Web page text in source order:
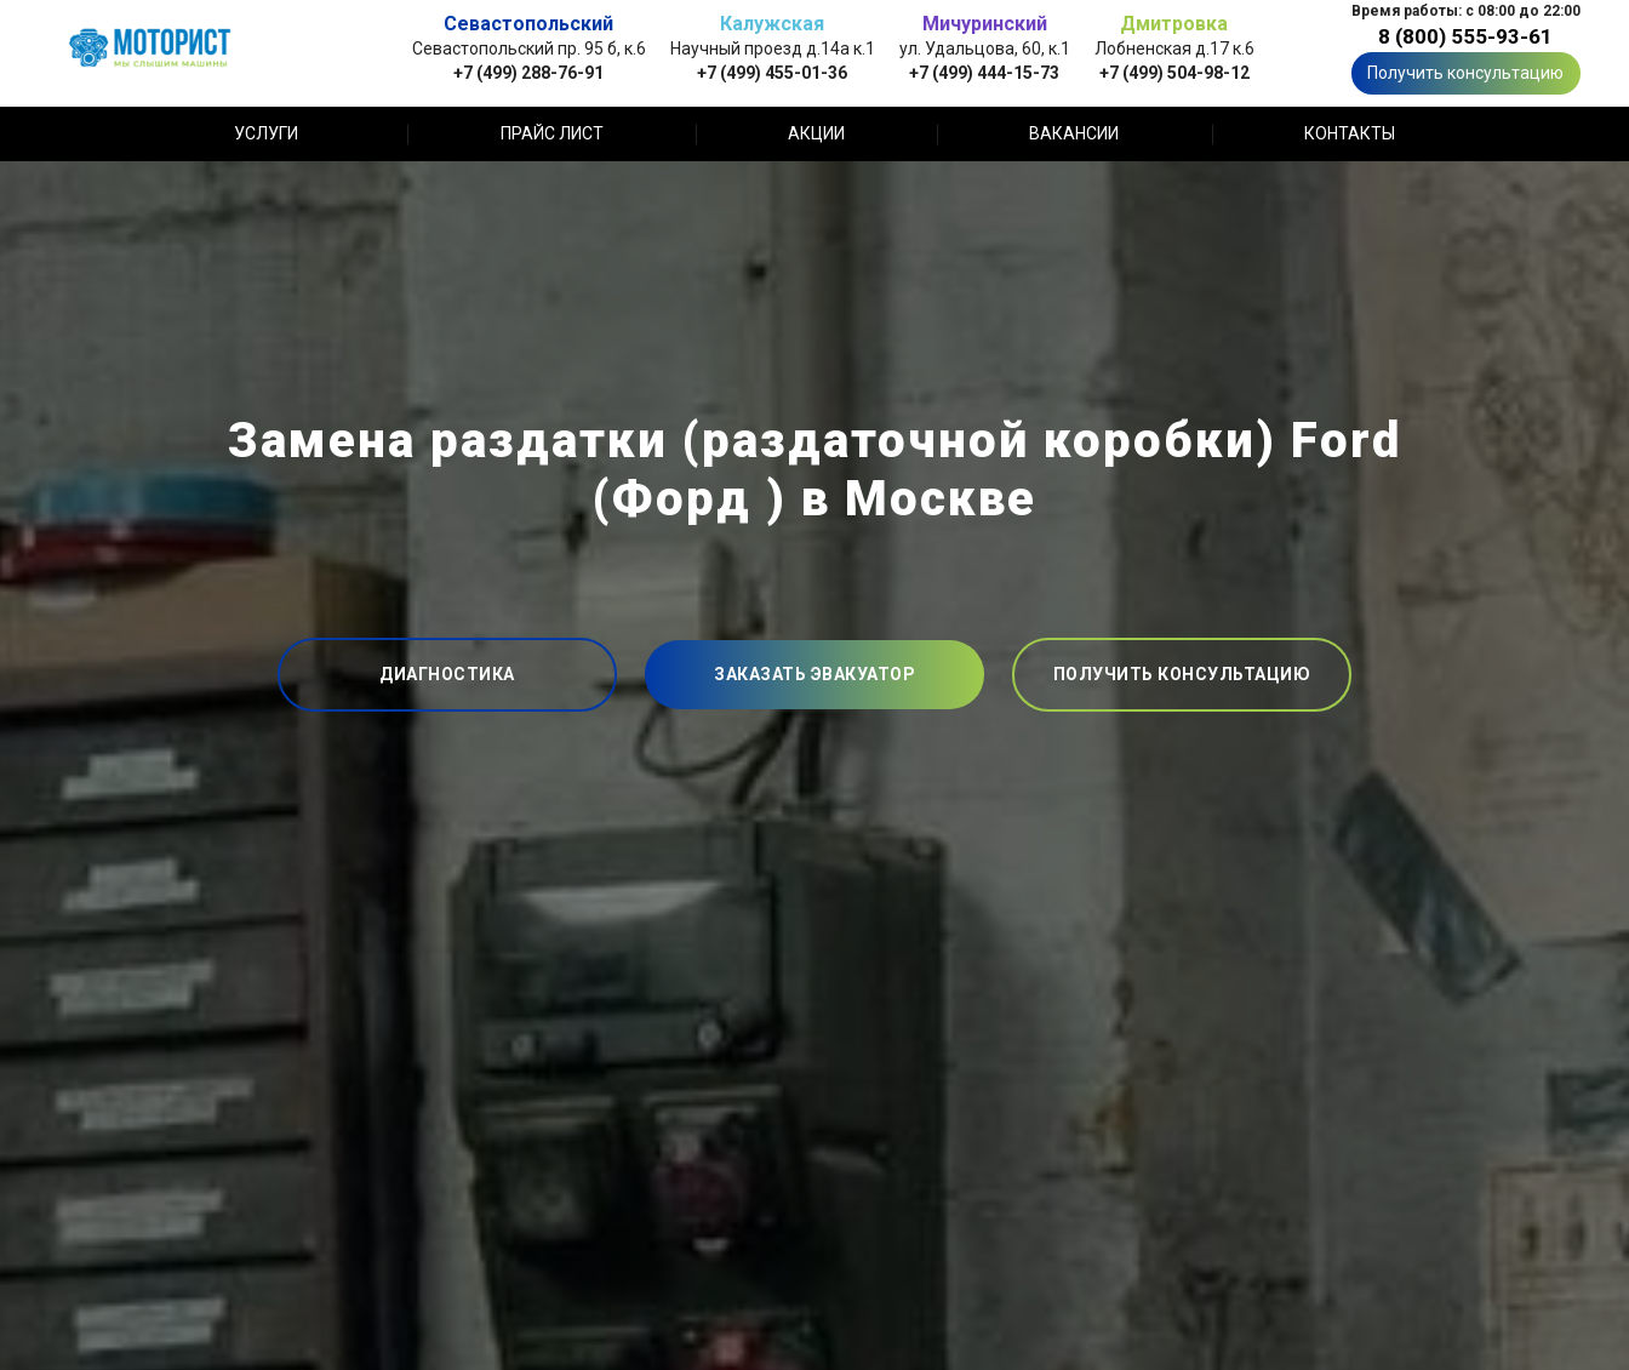
Севастопольский
Севастопольский пр. 95 б, к.6
+7 (499) 288-76-91
Калужская
Научный проезд д.14а к.1
+7 (499) 455-01-36
Мичуринский
ул. Удальцова, 60, к.1
+7 (499) 444-15-73
Дмитровка
Лобненская д.17 к.6
+7 (499) 504-98-12
Время работы: с 08:00 до 22:00
8 (800) 555-93-61
Получить консультацию
УСЛУГИ ПРАЙС ЛИСТ АКЦИИ ВАКАНСИИ КОНТАКТЫ
Замена раздатки (раздаточной коробки) Ford
(Форд ) в Москве
ДИАГНОСТИКА ЗАКАЗАТЬ ЭВАКУАТОР ПОЛУЧИТЬ КОНСУЛЬТАЦИЮ